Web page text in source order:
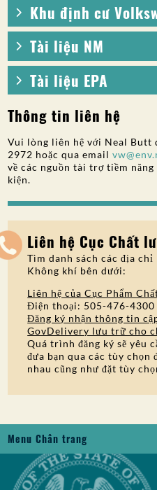
Khu định cư
Tài liệu NM
Tài liệu EPA
Thông tin liên hệ
Vui lòng liên hệ với Neal Butt
2972 hoặc qua email
về các nguồn tài trợ tiềm
kiện.
Liên hệ Cục Chất
Tìm danh sách các địa
Không khí bên dưới:
Liên hệ của Cục Phẩm
Điện thoại: 505-476-4300
Đăng ký nhận thông tin
GovDelivery lưu trữ cho
Quá trình đăng ký sẽ yêu
đưa bạn qua các tùy chọn
nhau cũng như đặt tùy
Menu Chân trang
Jobs